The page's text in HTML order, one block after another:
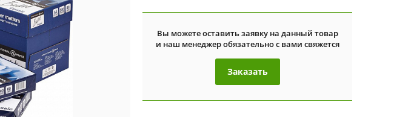
Вы можете оставить заявку на данный товар
и наш менеджер обязательно с вами свяжется
Заказать